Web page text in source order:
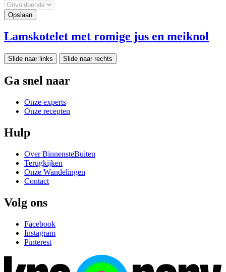
Lamskotelet met romige jus en meiknol
Slide naar links Slide naar rechts
Ga snel naar
Onze experts
Onze recepten
Hulp
Over BinnensteBuiten
Terugkijken
Onze Wandelingen
Contact
Volg ons
Facebook
Instagram
Pinterest